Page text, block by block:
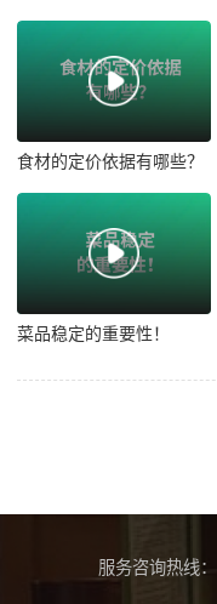
食材的定价依据有哪些？
菜品稳定的重要性！
服务咨询热线：